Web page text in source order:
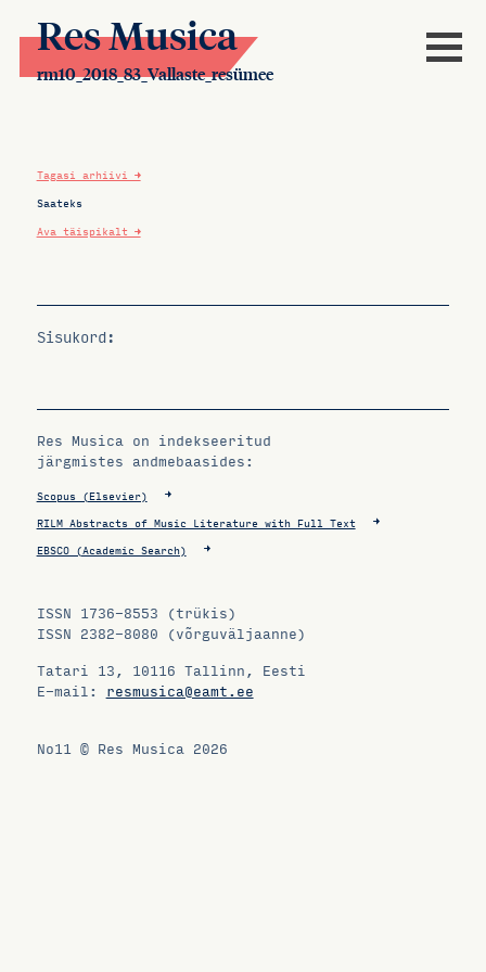
Res Musica
rm10_2018_83_Vallaste_resümee
Tagasi arhiivi →
Saateks
Ava täispikalt →
Sisukord:
Res Musica on indekseeritud
järgmistes andmebaasides:
Scopus (Elsevier)
RILM Abstracts of Music Literature with Full Text
EBSCO (Academic Search)
ISSN 1736-8553 (trükis)
ISSN 2382-8080 (võrguväljaanne)
Tatari 13, 10116 Tallinn, Eesti
E-mail: resmusica@eamt.ee
No11© Res Musica 2026